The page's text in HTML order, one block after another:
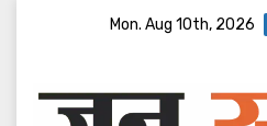
Mon. Aug 10th, 2026